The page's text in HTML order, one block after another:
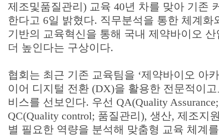
제조및품질관리) 교육 40년 차를 맞아 기존
한다고 6일 밝혔다. 직무분석을 통한 체계화
기반의 교육혁신을 통해 국내 제약바이오
더 높인다는 구상이다.
협회는 최근 기존 교육팀을 ‘제약바이오 아
이어 디지털 전환 (DX)을 활용한 전문적이
비스를 선보인다. 우선 QA(Quality
QC(Quality control; 품질관리), 생산, 제조지
별 필요한 역량을 분석해 맞춤형 교육 체계